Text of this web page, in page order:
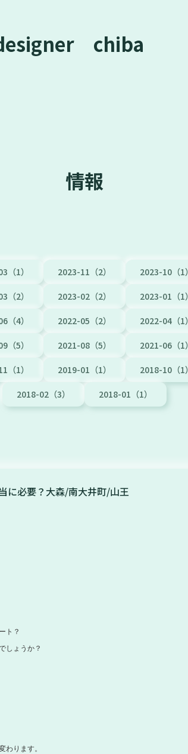
chiba
情報
（1） 2023-11（2） 2023-10（1）
（2） 2023-02（2） 2023-01（1）
（4） 2022-05（2） 2022-04（1）
（5） 2021-08（5） 2021-06（1）
（1） 2019-01（1） 2018-10（1）
2018-02（3） 2018-01（1）
に必要？大森/南大井町/山王
ト？
しょうか？
わります。